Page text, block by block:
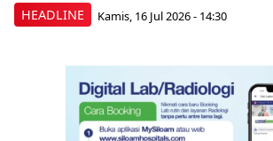
HEADLINE Kamis, 16 Jul 2026 - 14:30